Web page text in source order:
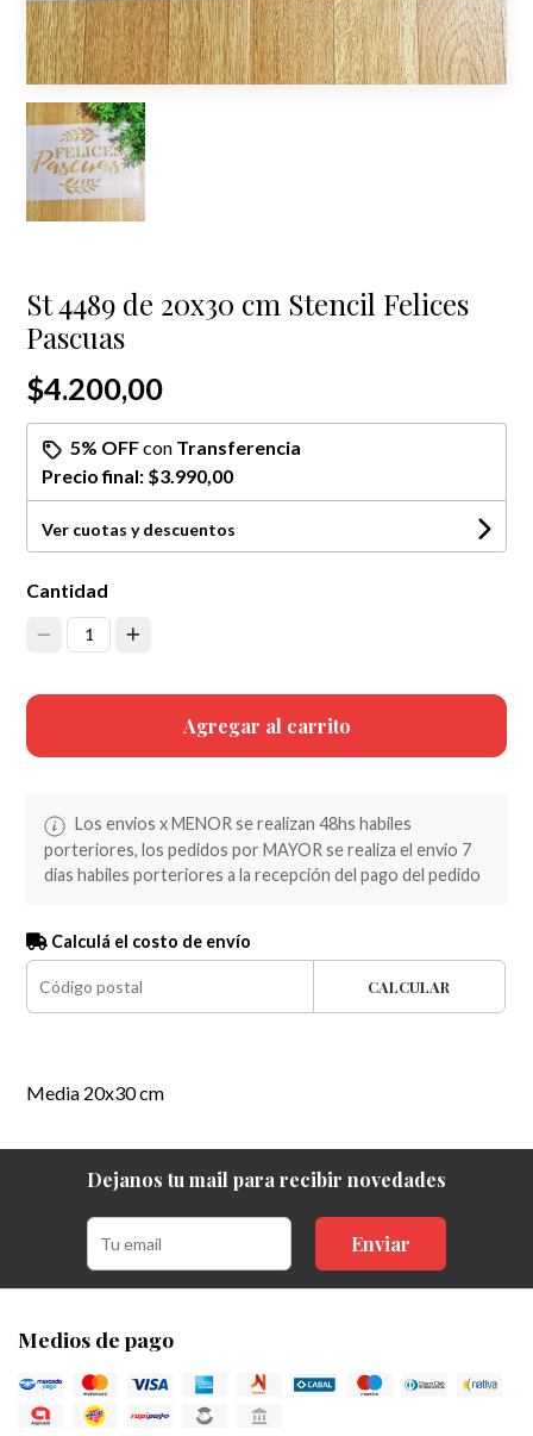
St 4489 de 20x30 cm Stencil Felices
Pascuas
$4.200,00
5% OFFcon Transferencia
Precio final: $3.990,00
Ver cuotas y descuentos
Cantidad
1
Agregar al carrito
Los envios x MENOR se realizan 48hs habiles
porteriores, los pedidos por MAYOR se realiza el envio 7
dias habiles porteriores a la recepción del pago del pedido
Calculá el costo de envío
CALCULAR
Media 20x30 cm
Dejanos tu mail para recibir novedades
Enviar
Medios de pago